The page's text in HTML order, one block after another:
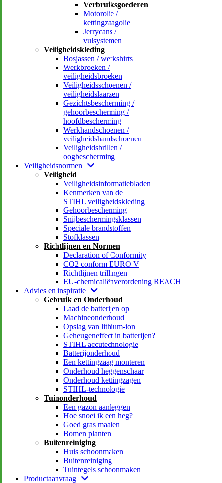
Verbruiksgoederen
Motorolie /
kettingzaagolie
Jerrycans /
vulsystemen
Veiligheidskleding
Bosjassen / werkshirts
Werkbroeken /
veiligheidsbroeken
Veiligheidsschoenen /
veiligheidslaarzen
Gezichtsbescherming /
gehoorbescherming /
hoofdbescherming
Werkhandschoenen /
veiligheidshandschoenen
Veiligheidsbrillen /
oogbescherming
Veiligheidsnormen
Veiligheid
Veiligheidsinformatiebladen
Kenmerken van de
STIHL veiligheidskleding
Gehoorbescherming
Snijbeschermingsklassen
Speciale brandstoffen
Stofklassen
Richtlijnen en Normen
Declaration of Conformity
CO2 conform EURO V
Richtlijnen trillingen
EU-chemicaliënverordening REACH
Advies en inspiratie
Gebruik en Onderhoud
Laad de batterijen op
Machineonderhoud
Opslag van lithium-ion
Geheugeneffect in batterijen?
STIHL accutechnologie
Batterijonderhoud
Een kettingzaag monteren
Onderhoud heggenschaar
Onderhoud kettingzagen
STIHL-technologie
Tuinonderhoud
Een gazon aanleggen
Hoe snoei ik een heg?
Goed gras maaien
Bomen planten
Buitenreiniging
Huis schoonmaken
Buitenreiniging
Tuintegels schoonmaken
Productaanvraag